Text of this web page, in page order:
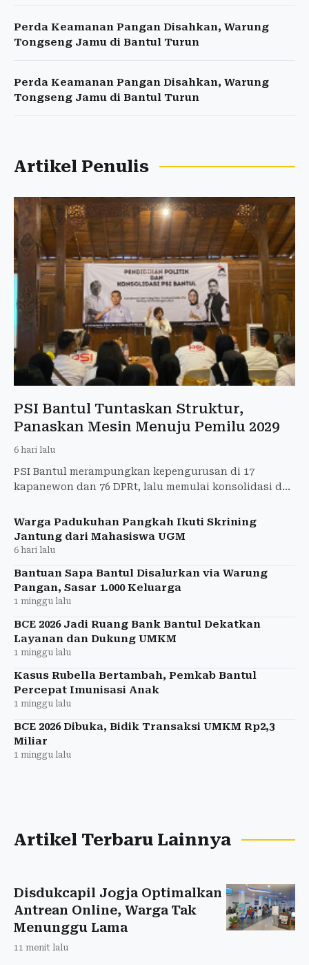
Perda Keamanan Pangan Disahkan, Warung
Tongseng Jamu di Bantul Turun
Perda Keamanan Pangan Disahkan, Warung
Tongseng Jamu di Bantul Turun
Artikel Penulis
PSI Bantul Tuntaskan Struktur,
Panaskan Mesin Menuju Pemilu 2029
6 hari lalu
PSI Bantul merampungkan kepengurusan di 17
kapanewon dan 76 DPRt, lalu memulai konsolidasi dan
Warga Padukuhan Pangkah Ikuti Skrining
Jantung dari Mahasiswa UGM
6 hari lalu
Bantuan Sapa Bantul Disalurkan via Warung
Pangan, Sasar 1.000 Keluarga
1 minggu lalu
BCE 2026 Jadi Ruang Bank Bantul Dekatkan
Layanan dan Dukung UMKM
1 minggu lalu
Kasus Rubella Bertambah, Pemkab Bantul
Percepat Imunisasi Anak
1 minggu lalu
BCE 2026 Dibuka, Bidik Transaksi UMKM Rp2,3
Miliar
1 minggu lalu
Artikel Terbaru Lainnya
Disdukcapil Jogja Optimalkan
Antrean Online, Warga Tak
Menunggu Lama
11 menit lalu